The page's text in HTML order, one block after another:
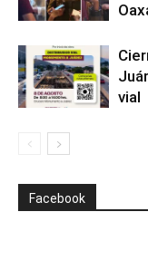
vial
Facebook